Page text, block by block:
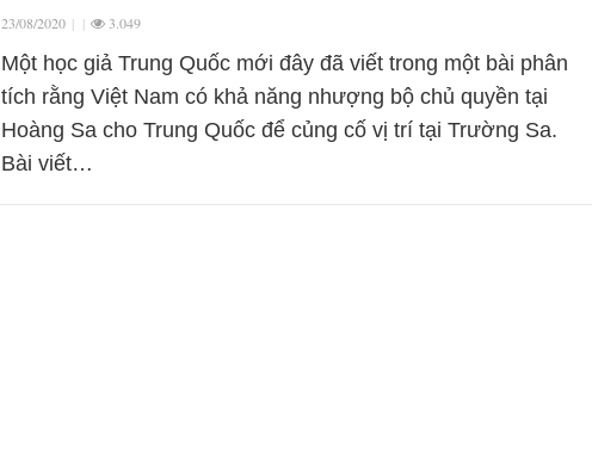
23/08/2020 | | 3.049
Một học giả Trung Quốc mới đây đã viết trong một bài phân
tích rằng Việt Nam có khả năng nhượng bộ chủ quyền tại
Hoàng Sa cho Trung Quốc để củng cố vị trí tại Trường Sa.
Bài viết…